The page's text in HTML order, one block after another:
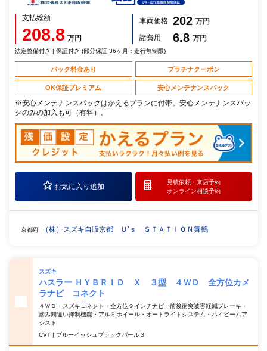
支払総額
208.8 万円
車両価格 202 万円
諸費用
6.8 万円
法定整備付き | 保証付き (部分保証 36ヶ月：走行無制限)
パック料金あり プラチナクーポン
OK保証プレミアム 安心メンテナンスパック
※安心メンテナンスパックはかえるプランに付帯。安心メンテナンスパッ
クのみの加入も可（有料）。
お気に入り追加
見積依頼・ 来店予約
オンライン相談予約
京都府 （株）スズキ自販京都 Ｕ’ｓ ＳＴＡＴＩＯＮ舞鶴
スズキ
ハスラー ＨＹＢＲＩＤ Ｘ ３型 ４ＷＤ 全方位カメ
ラナビ コネクト
４ＷＤ・スズキコネクト・全方位９インチナビ・前後衝突被害軽減ブレーキ・
踏み間違い抑制機能・アルミホイール・オートライトシステム・ハイビームア
シスト
CVT | ブルーイッシュブラックパール３